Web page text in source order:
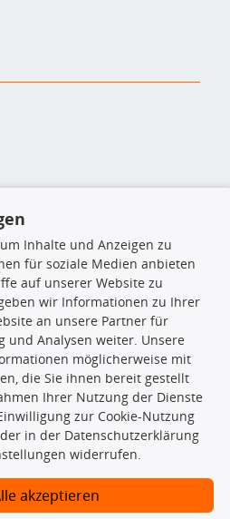
die gesamte Datenbank dürfen
die gesamte Datenbank ohne
zu vervielfältigen, zu verbreiten
Dritte ausführen zu lassen. Ein
Onlineshop identifizierte Ersatzteil
Inhalte und Anzeigen zu
für soziale Medien anbieten
auf unserer Website zu
wir Informationen zu Ihrer
an unsere Partner für
und Analysen weiter. Unsere
möglicherweise mit
die Sie ihnen bereit gestellt
Ihrer Nutzung der Dienste
zur Cookie-Nutzung
in der Datenschutzerklärung
widerrufen.
akzeptieren